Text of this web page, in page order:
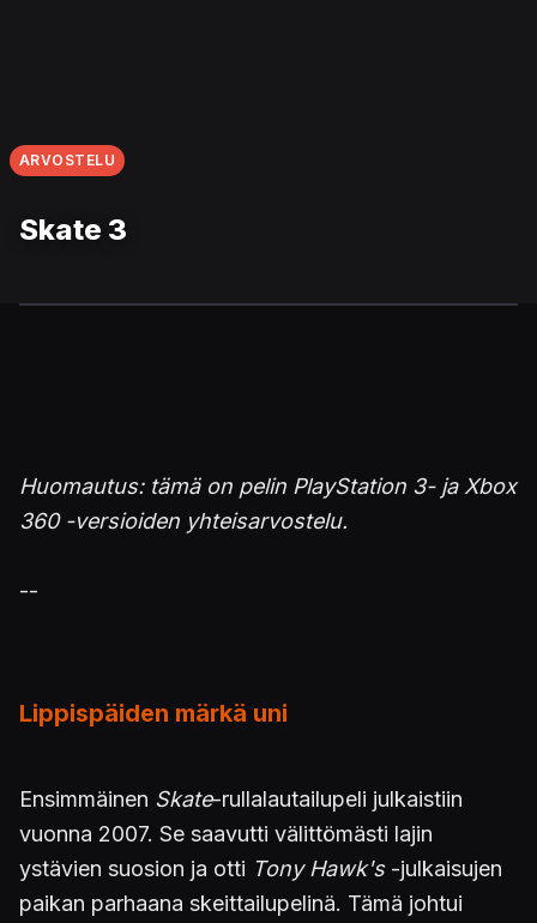
ARVOSTELU
Skate 3
Huomautus: tämä on pelin PlayStation 3- ja Xbox
360 -versioiden yhteisarvostelu.
--
Lippispäiden märkä uni
Ensimmäinen Skate-rullalautailupeli julkaistiin
vuonna 2007. Se saavutti välittömästi lajin
ystävien suosion ja otti Tony Hawk's-julkaisujen
paikan parhaana skeittailupelinä. Tämä johtui